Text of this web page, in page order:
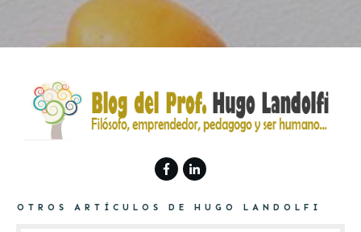
OTROS ARTÍCULOS DE HUGO LANDOLFI